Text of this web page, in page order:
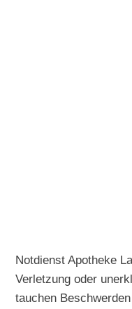
Notdienst Apotheke
Verletzung oder
tauchen